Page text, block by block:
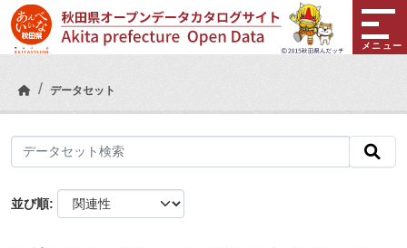
Skip to main content
メニュー
データセット
並び順